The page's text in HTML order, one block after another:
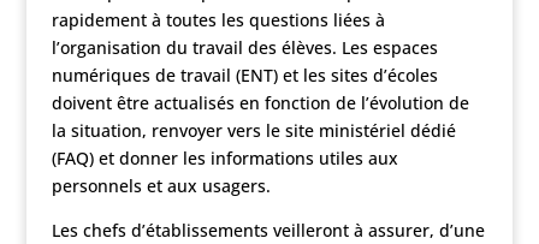
rapidement à toutes les questions liées à
l’organisation du travail des élèves. Les espaces
numériques de travail (ENT) et les sites d’écoles
doivent être actualisés en fonction de l’évolution de
la situation, renvoyer vers le site ministériel dédié
(FAQ) et donner les informations utiles aux
personnels et aux usagers.
Les chefs d’établissements veilleront à assurer, d’une